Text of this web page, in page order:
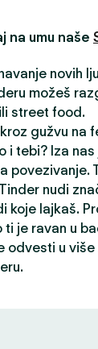
na umu naše
novih
možeš
street food.
gužvu na
i tebi? Iza
povezivanje.
nudi
koje lajkaš.
je ravan u
odvesti u